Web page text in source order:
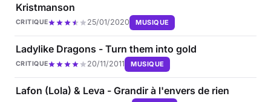
Kristmanson
CRITIQUE 25/01/2020 MUSIQUE
Ladylike Dragons - Turn them into gold
CRITIQUE 20/11/2011 MUSIQUE
Lafon (Lola) & Leva - Grandir à l'envers de rien